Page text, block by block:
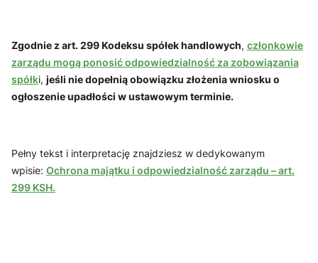
Zgodnie z art. 299 Kodeksu spółek handlowych, członkowie
zarządu mogą ponosić odpowiedzialność za zobowiązania
spółki, jeśli nie dopełnią obowiązku złożenia wniosku o
ogłoszenie upadłości w ustawowym terminie.
Pełny tekst i interpretację znajdziesz w dedykowanym
wpisie: Ochrona majątku i odpowiedzialność zarządu – art.
299 KSH.